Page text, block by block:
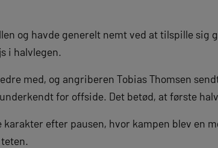
og havde generelt nemt ved at tilspille sig
i halvlegen.
med, og angriberen Tobias Thomsen
for offside. Det betød, at første
karakter efter pausen, hvor kampen blev en